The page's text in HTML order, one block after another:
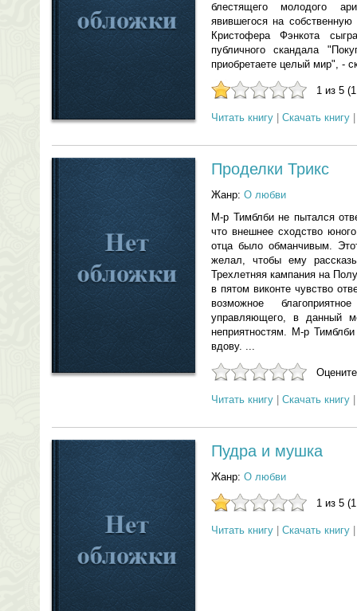
блестящего молодого
явившегося на
Кристофера Фэнкота
публичного скандала
приобретаете целый мир", -
1 из 5
Читать книгу Скачать книгу
Проделки Трикс
Жанр: О любви
М-р Тимблби не пытался
что внешнее сходство
отца было обманчивым.
желал, чтобы ему
Трехлетняя кампания на
в пятом виконте чувство
возможное
управляющего, в данный
неприятностям. М-р
вдову. ...
Читать книгу Скачать книгу
Пудра и мушка
Жанр: О любви
1 из 5
Читать книгу Скачать книгу